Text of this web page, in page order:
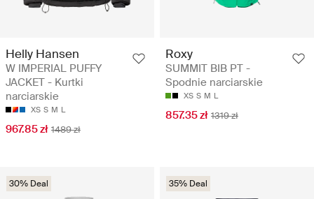
Helly Hansen
W IMPERIAL PUFFY
JACKET - Kurtki
narciarskie
XS S M L
967.85 zł 1489 zł
Roxy
SUMMIT BIB PT -
Spodnie narciarskie
XS S M L
857.35 zł 1319 zł
30% Deal 35% Deal